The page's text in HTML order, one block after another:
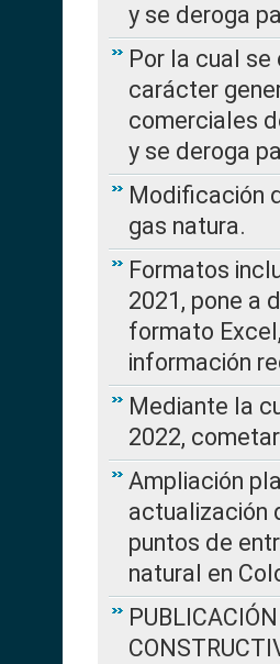
y se deroga
Por la cual
carácter
comerciales
y se deroga
Modificación
gas natura.
Formatos
2021, pone a
formato
información
Mediante la
2022,
Ampliación
actualización
puntos de
natural en